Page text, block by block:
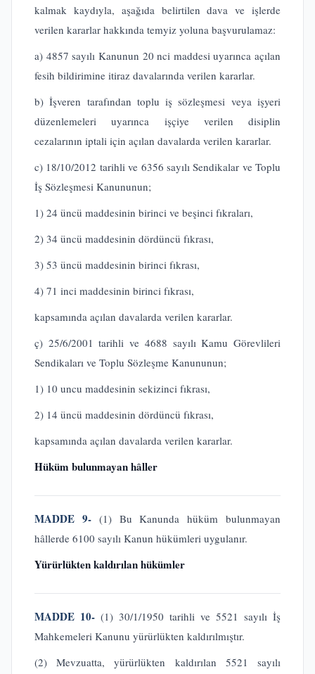
kalmak kaydıyla, aşağıda belirtilen dava ve işlerde
verilen kararlar hakkında temyiz yoluna başvurulamaz:
a) 4857 sayılı Kanunun 20 nci maddesi uyarınca açılan
fesih bildirimine itiraz davalarında verilen kararlar.
b) İşveren tarafından toplu iş sözleşmesi veya işyeri
düzenlemeleri uyarınca işçiye verilen disiplin
cezalarının iptali için açılan davalarda verilen kararlar.
c) 18/10/2012 tarihli ve 6356 sayılı Sendikalar ve Toplu
İş Sözleşmesi Kanununun;
1) 24 üncü maddesinin birinci ve beşinci fıkraları,
2) 34 üncü maddesinin dördüncü fıkrası,
3) 53 üncü maddesinin birinci fıkrası,
4) 71 inci maddesinin birinci fıkrası,
kapsamında açılan davalarda verilen kararlar.
ç) 25/6/2001 tarihli ve 4688 sayılı Kamu Görevlileri
Sendikaları ve Toplu Sözleşme Kanununun;
1) 10 uncu maddesinin sekizinci fıkrası,
2) 14 üncü maddesinin dördüncü fıkrası,
kapsamında açılan davalarda verilen kararlar.
Hüküm bulunmayan hâller
MADDE 9-(1) Bu Kanunda hüküm bulunmayan
hâllerde 6100 sayılı Kanun hükümleri uygulanır.
Yürürlükten kaldırılan hükümler
MADDE 10- (1) 30/1/1950 tarihli ve 5521 sayılı İş
Mahkemeleri Kanunu yürürlükten kaldırılmıştır.
(2) Mevzuatta, yürürlükten kaldırılan 5521 sayılı